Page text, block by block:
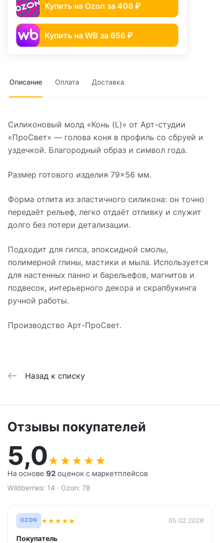
Купить на Ozon за 408 ₽
Купить на WB за 656 ₽
Описание Оплата Доставка
Силиконовый молд «Конь (L)» от Арт-студии
«ПроСвет» — голова коня в профиль со сбруей и
уздечкой. Благородный образ и символ года.
Размер готового изделия 79×56 мм.
Форма отлита из эластичного силикона: он точно
передаёт рельеф, легко отдаёт отливку и служит
долго без потери детализации.
Подходит для гипса, эпоксидной смолы,
полимерной глины, мастики и мыла. Используется
для настенных панно и барельефов, магнитов и
подвесок, интерьерного декора и скрапбукинга
ручной работы.
Производство Арт-ПроСвет.
Назад к списку
Отзывы покупателей
5,0★ ★ ★ ★ ★
На основе 92 оценок с маркетплейсов
Wildberries: 14 · Ozon: 78
OZON ★★★★★ 05.02.2026
Покупатель